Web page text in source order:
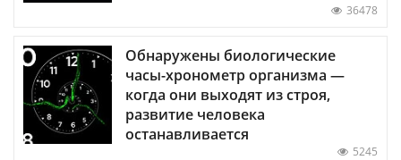
36478
Обнаружены биологические
часы-хронометр организма —
когда они выходят из строя,
развитие человека
останавливается
5245